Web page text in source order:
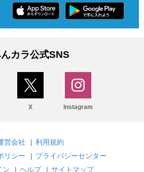
カラ公式SNS
X Instagram
営会社 | 利用規約
リシー
| プライバシーセンター
ン
| ヘルプ | サイトマップ